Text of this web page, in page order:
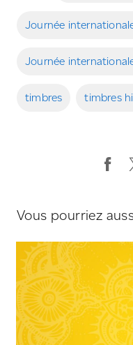
Journée
Journée
timbres timbres
Vous pourriez